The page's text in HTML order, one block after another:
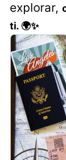
explorar,
ti. 🌍✨